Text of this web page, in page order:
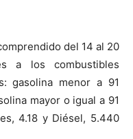
del 14 al 20
a los combustibles
gasolina menor a 91
mayor o igual a 91
4.18 y Diésel, 5.440